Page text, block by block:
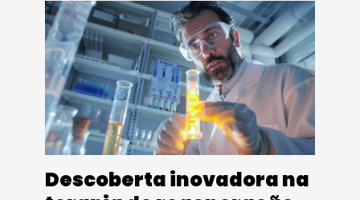
Descoberta inovadora na